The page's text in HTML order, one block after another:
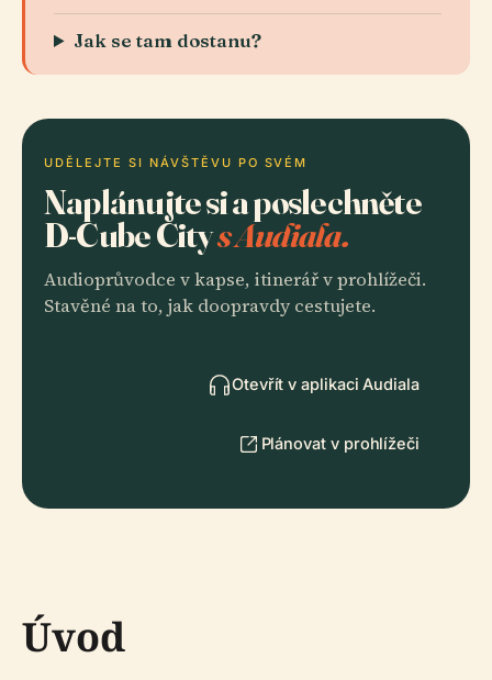
Jak se tam dostanu?
UDĚLEJTE SI NÁVŠTĚVU PO SVÉM
Naplánujte si a poslechněte
D-Cube Citys Audiala.
Audioprůvodce v kapse, itinerář v prohlížeči.
Stavěné na to, jak doopravdy cestujete.
Otevřít v aplikaci Audiala
Plánovat v prohlížeči
Úvod